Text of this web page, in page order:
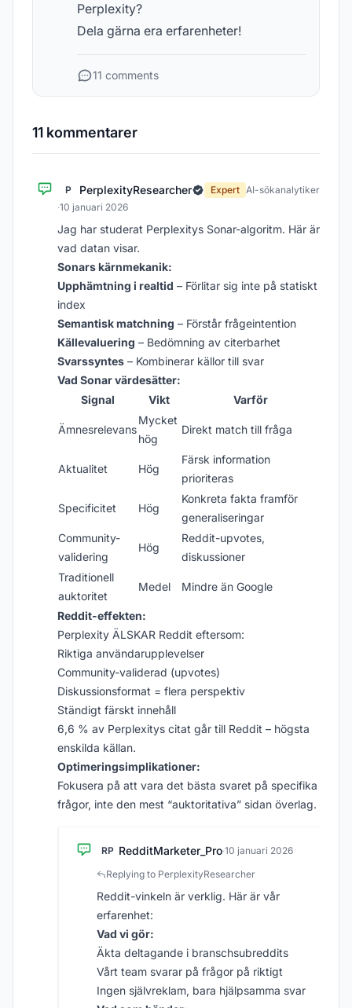
Perplexity?
Dela gärna era erfarenheter!
11 comments
11 kommentarer
P PerplexityResearcher Expert AI-sökanalytiker
·10 januari 2026
Jag har studerat Perplexitys Sonar-algoritm. Här är
vad datan visar.
Sonars kärnmekanik:
Upphämtning i realtid – Förlitar sig inte på statiskt
index
Semantisk matchning – Förstår frågeintention
Källevaluering – Bedömning av citerbarhet
Svarssyntes – Kombinerar källor till svar
Vad Sonar värdesätter:
Signal
Vikt Varför
Ämnesrelevans
Mycket
hög
Direkt match till fråga
Aktualitet Hög
Färsk information
prioriteras
Specificitet Hög
Konkreta fakta framför
generaliseringar
Community-
validering
Hög
Reddit-upvotes,
diskussioner
Traditionell
auktoritet
Medel Mindre än Google
Reddit-effekten:
Perplexity ÄLSKAR Reddit eftersom:
Riktiga användarupplevelser
Community-validerad (upvotes)
Diskussionsformat = flera perspektiv
Ständigt färskt innehåll
6,6 % av Perplexitys citat går till Reddit – högsta
enskilda källan.
Optimeringsimplikationer:
Fokusera på att vara det bästa svaret på specifika
frågor, inte den mest “auktoritativa” sidan överlag.
RP RedditMarketer_Pro·10 januari 2026
Replying to PerplexityResearcher
Reddit-vinkeln är verklig. Här är vår
erfarenhet:
Vad vi gör:
Äkta deltagande i branschsubreddits
Vårt team svarar på frågor på riktigt
Ingen självreklam, bara hjälpsamma svar